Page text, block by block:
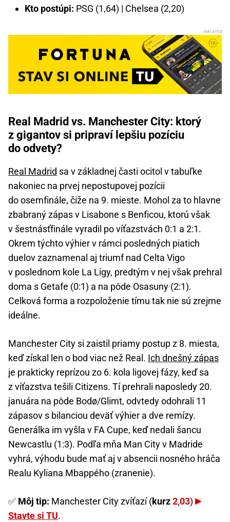
Kto postúpi: PSG (1,64) | Chelsea (2,20)
Real Madrid vs. Manchester City: ktorý
z gigantov si pripraví lepšiu pozíciu
do odvety?
Real Madrid sa v základnej časti ocitol v tabuľke
nakoniec na prvej nepostupovej pozícii
do osemfinále, čiže na 9. mieste. Mohol za to hlavne
zbabraný zápas v Lisabone s Benficou, ktorú však
v šestnásťfinále vyradil po víťazstvách 0:1 a 2:1.
Okrem týchto výhier v rámci posledných piatich
duelov zaznamenal aj triumf nad Celta Vigo
v poslednom kole La Ligy, predtým v nej však prehral
doma s Getafe (0:1) a na pôde Osasuny (2:1).
Celková forma a rozpoloženie tímu tak nie sú zrejme
ideálne.
Manchester City si zaistil priamy postup z 8. miesta,
keď získal len o bod viac než Real. Ich dnešný zápas
je prakticky reprízou zo 6. kola ligovej fázy, keď sa
z víťazstva tešili Citizens. Tí prehrali naposledy 20.
januára na pôde Bodø/Glimt, odvtedy odohrali 11
zápasov s bilanciou deväť výhier a dve remízy.
Generálka im vyšla v FA Cupe, keď nedali šancu
Newcastlu (1:3). Podľa mňa Man City v Madride
vyhrá, výhodu bude mať aj v absencii nosného hráča
Realu Kyliana Mbappého (zranenie).
✅ Môj tip: Manchester City zvíťazí (kurz2,03)
Stavte si TU.